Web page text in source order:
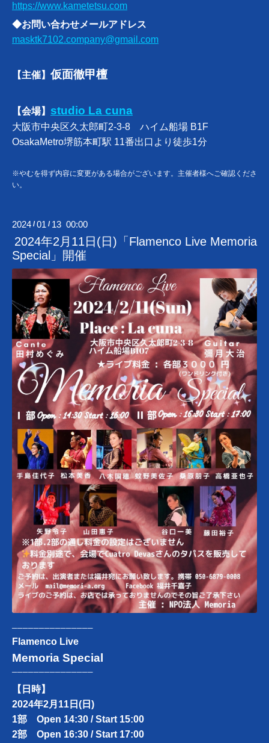
https://www.kametetsu.com
◆お問い合わせメールアドレス
masktk7102.company@gmail.com
【主催】 仮面徹甲檀
【会場】 studio La cuna
大阪市中央区久太郎町2-3-8 ハイム船場 B1F
OsakaMetro堺筋本町駅 11番出口より徒歩1分
※やむを得ず内容に変更がある場合がございます。主催者様へご確認くださ
い。
2024 /01 / 13 00:00
2024年2月11日(日)「Flamenco Live Memoria
Special」開催
───────────────
Flamenco Live
Memoria Special
───────────────
【日時】
2024年2月11日(日)
1部 Open 14:30 / Start 15:00
2部 Open 16:30 / Start 17:00